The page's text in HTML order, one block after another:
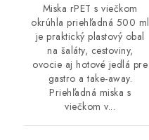
Miska rPET s viečkom
okrúhla priehľadná 500 ml
je praktický plastový obal
na šaláty, cestoviny,
ovocie aj hotové jedlá pre
gastro a take-away.
Priehľadná miska s
viečkom v...